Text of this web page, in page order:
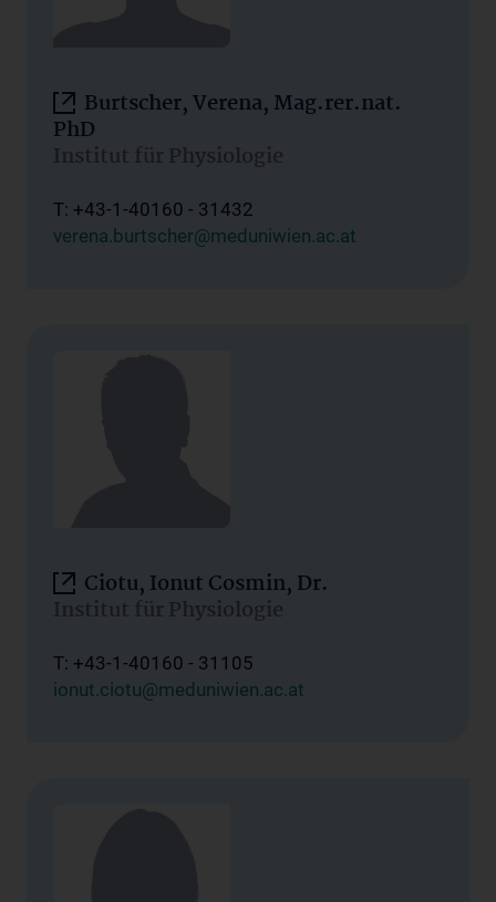
Burtscher, Verena, Mag.rer.nat.
PhD
Institut für Physiologie
T: +43-1-40160 - 31432
verena.burtscher@meduniwien.ac.at
Ciotu, Ionut Cosmin, Dr.
Institut für Physiologie
T: +43-1-40160 - 31105
ionut.ciotu@meduniwien.ac.at